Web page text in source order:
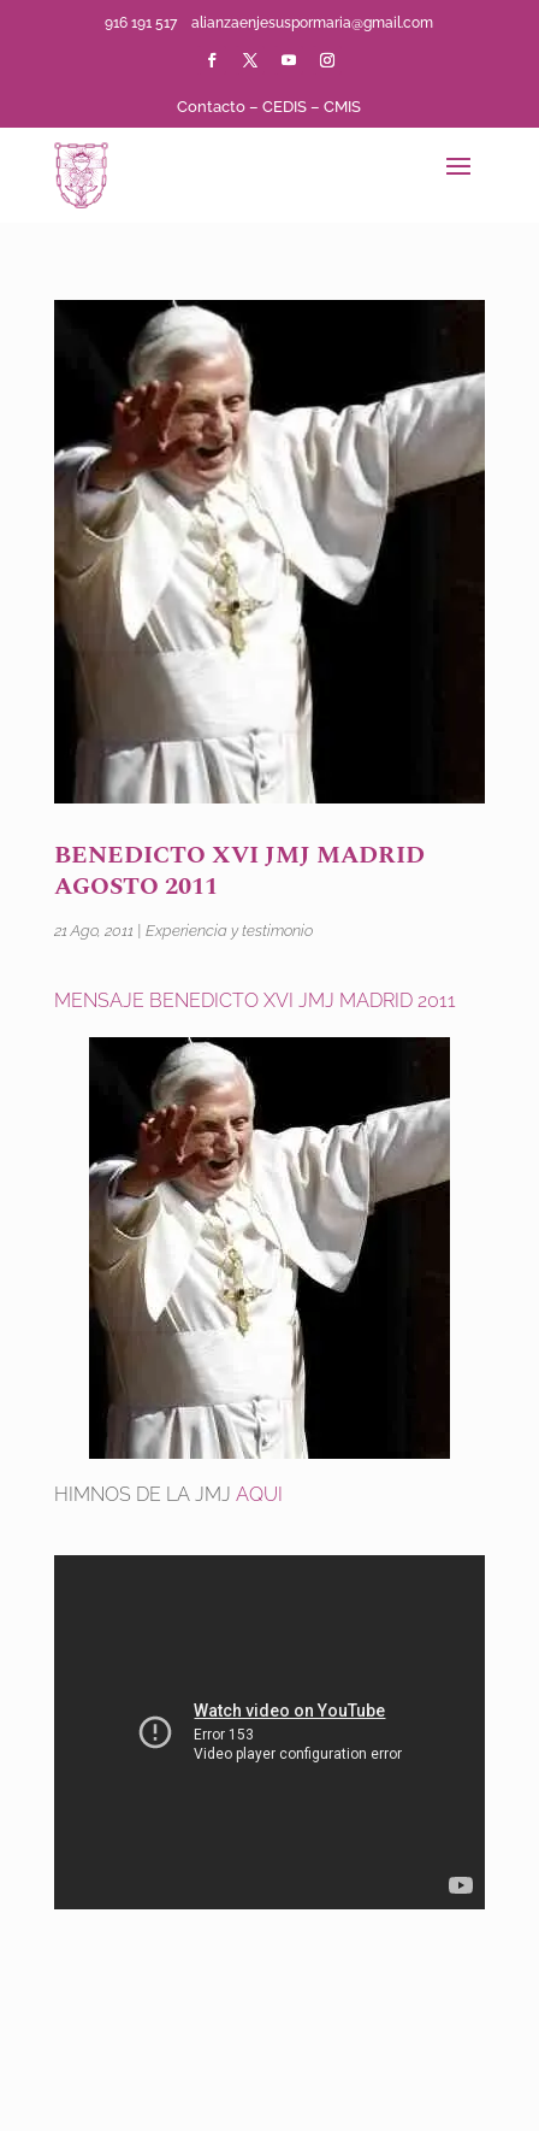
916 191 517alianzaenjesuspormaria@gmail.com
Contacto –CEDIS –CMIS
BENEDICTO XVI JMJ MADRID
AGOSTO 2011
21 Ago, 2011 Experiencia y testimonio
MENSAJE BENEDICTO XVI JMJ MADRID 2011
HIMNOS DE LA JMJ AQUI